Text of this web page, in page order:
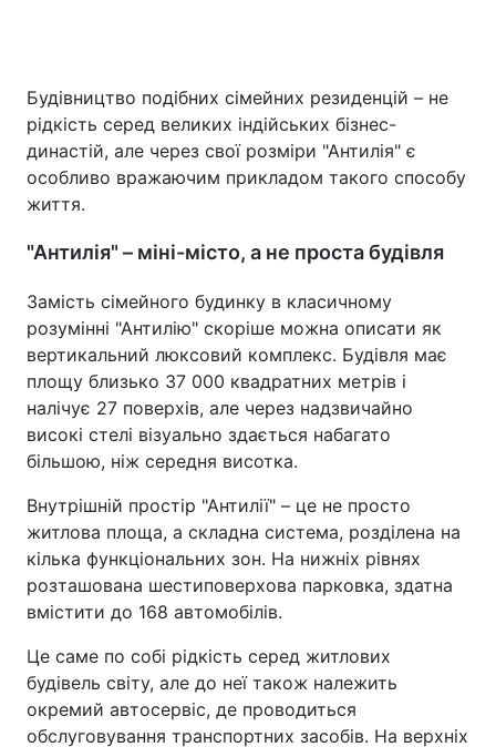
Будівництво подібних сімейних резиденцій – не
рідкість серед великих індійських бізнес-
династій, але через свої розміри "Антилія" є
особливо вражаючим прикладом такого способу
життя.
"Антилія" – міні-місто, а не проста будівля
Замість сімейного будинку в класичному
розумінні "Антилію" скоріше можна описати як
вертикальний люксовий комплекс. Будівля має
площу близько 37 000 квадратних метрів і
налічує 27 поверхів, але через надзвичайно
високі стелі візуально здається набагато
більшою, ніж середня висотка.
Внутрішній простір "Антилії" – це не просто
житлова площа, а складна система, розділена на
кілька функціональних зон. На нижніх рівнях
розташована шестиповерхова парковка, здатна
вмістити до 168 автомобілів.
Це саме по собі рідкість серед житлових
будівель світу, але до неї також належить
окремий автосервіс, де проводиться
обслуговування транспортних засобів. На верхніх